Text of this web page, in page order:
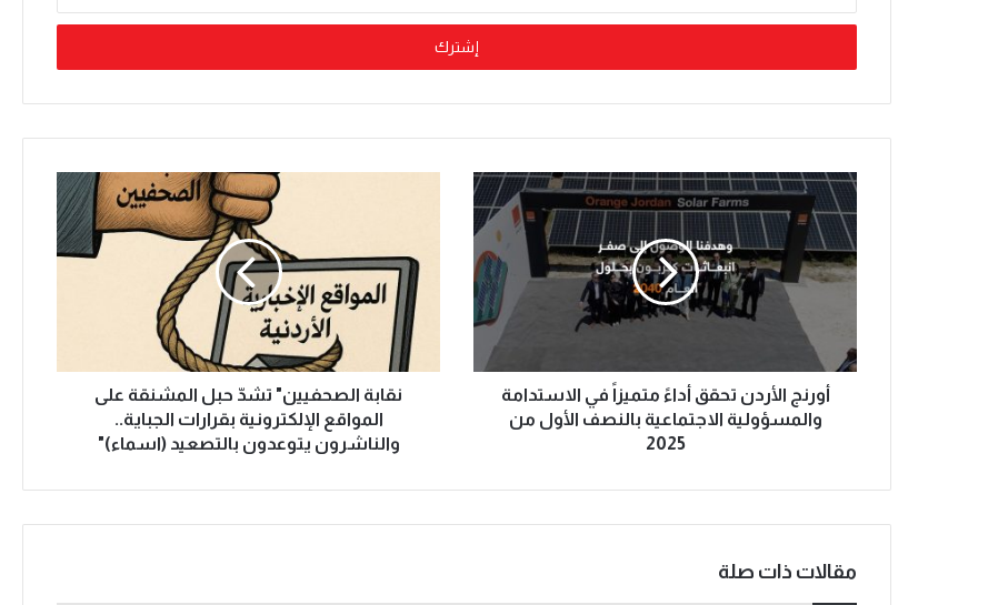
أورنج الأردن تحقق أداءً متميزاً في الاستدامة
والمسؤولية الاجتماعية بالنصف الأول من
2025
نقابة الصحفيين" تشدّ حبل المشنقة على
المواقع الإلكترونية بقرارات الجباية..
والناشرون يتوعدون بالتصعيد (اسماء)"
مقالات ذات صلة